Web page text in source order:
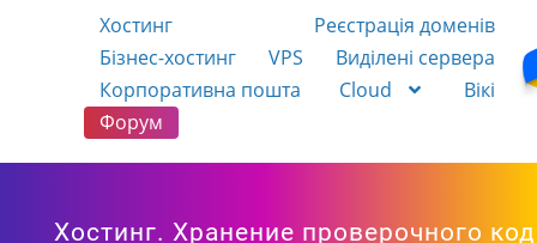
Хостинг
Реєстрація доменів
Бізнес-хостинг
VPS
Виділені сервера
Корпоративна пошта
Cloud
Вікі
Форум
Хостинг. Хранение проверочного